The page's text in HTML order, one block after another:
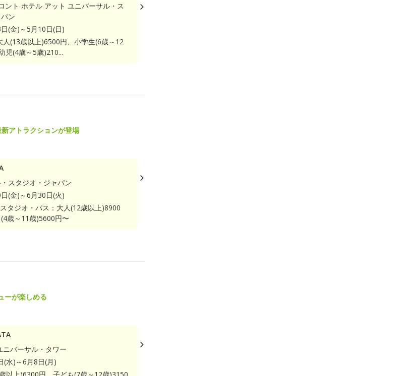
ント ホテル アット ユニバーサル・ス
ン
(金)～5月10日(日)
人(13歳以上)6500円、小学生(6歳～12
児(4歳～5歳)210...
新アトラクションが登場
スタジオ・ジャパン
(金)～6月30日(火)
タジオ・パス：大人(12歳以上)8900
歳～11歳)5600円〜
ーが楽しめる
ニバーサル・タワー
(水)～6月8日(月)